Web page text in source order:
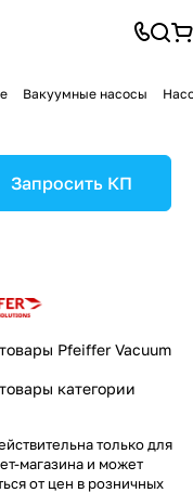
Вакуумные насосы
Запросить КП
Pfeiffer Vacuum
категории
только для
магазина и может
от цен в розничных